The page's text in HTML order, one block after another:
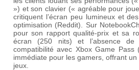
») et son clavier (« agréable pour
critiquent l’écran peu lumineux et
optimisation (Reddit). Sur
pour son rapport qualité-prix et sa
écran (250 nits) et l’absence
compatibilité avec Xbox Game Pass
immédiate pour les gamers, offrant
jeux.